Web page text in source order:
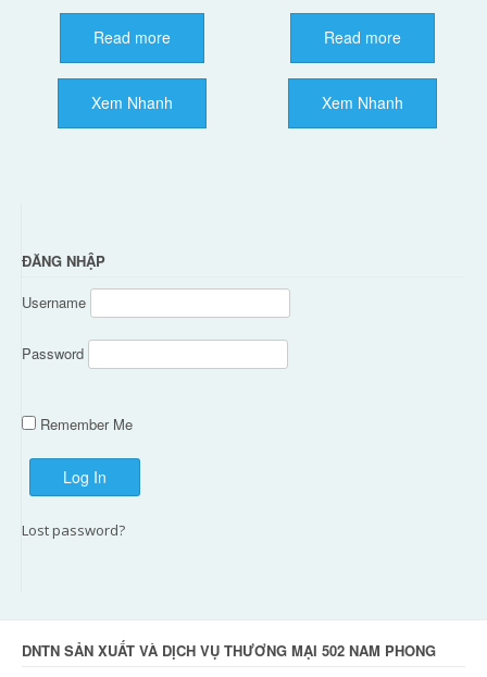
Read more
Xem Nhanh
Read more
Xem Nhanh
ĐĂNG NHẬP
Username
Password
Remember Me
Lost password?
DNTN SẢN XUẤT VÀ DỊCH VỤ THƯƠNG MẠI 502 NAM PHONG